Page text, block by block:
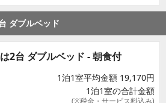
ダブルベッド
2台 ダブルベッド - 朝食付
1泊1室平均金額 19,170円
1泊1室の合計金額
(※税金・サービス料込み)